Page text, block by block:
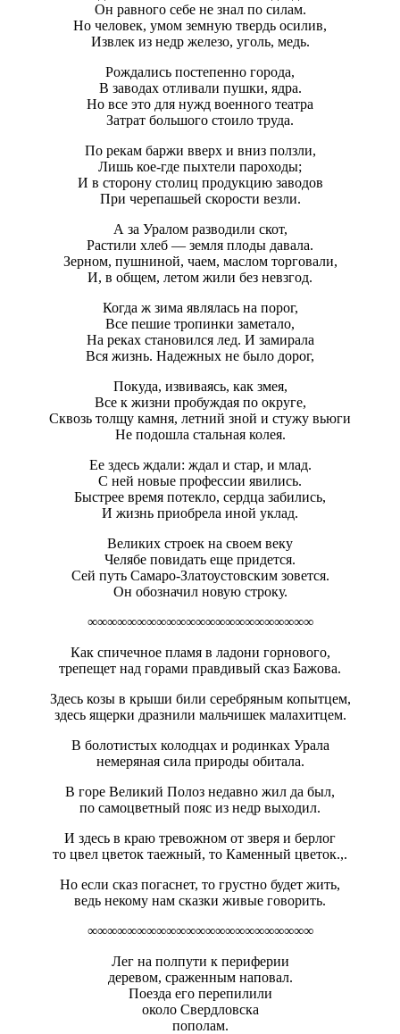
Он равного себе не знал по силам.
Но человек, умом земную твердь осилив,
Извлек из недр железо, уголь, медь.
Рождались постепенно города,
В заводах отливали пушки, ядра.
Но все это для нужд военного театра
Затрат большого стоило труда.
По рекам баржи вверх и вниз ползли,
Лишь кое-где пыхтели пароходы;
И в сторону столиц продукцию заводов
При черепашьей скорости везли.
А за Уралом разводили скот,
Растили хлеб — земля плоды давала.
Зерном, пушниной, чаем, маслом торговали,
И, в общем, летом жили без невзгод.
Когда ж зима являлась на порог,
Все пешие тропинки заметало,
На реках становился лед. И замирала
Вся жизнь. Надежных не было дорог,
Покуда, извиваясь, как змея,
Все к жизни пробуждая по округе,
Сквозь толщу камня, летний зной и стужу вьюги
Не подошла стальная колея.
Ее здесь ждали: ждал и стар, и млад.
С ней новые профессии явились.
Быстрее время потекло, сердца забились,
И жизнь приобрела иной уклад.
Великих строек на своем веку
Челябе повидать еще придется.
Сей путь Самаро-Златоустовским зовется.
Он обозначил новую строку.
∞∞∞∞∞∞∞∞∞∞∞∞∞∞∞∞∞∞∞∞∞∞∞
Как спичечное пламя в ладони горнового,
трепещет над горами правдивый сказ Бажова.
Здесь козы в крыши били серебряным копытцем,
здесь ящерки дразнили мальчишек малахитцем.
В болотистых колодцах и родинках Урала
немеряная сила природы обитала.
В горе Великий Полоз недавно жил да был,
по самоцветный пояс из недр выходил.
И здесь в краю тревожном от зверя и берлог
то цвел цветок таежный, то Каменный цветок.,.
Но если сказ погаснет, то грустно будет жить,
ведь некому нам сказки живые говорить.
∞∞∞∞∞∞∞∞∞∞∞∞∞∞∞∞∞∞∞∞∞∞∞
Лег на полпути к периферии
деревом, сраженным наповал.
Поезда его перепилили
около Свердловска
пополам.